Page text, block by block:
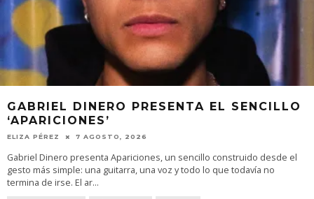
GABRIEL DINERO PRESENTA EL SENCILLO
‘APARICIONES’
ELIZA PÉREZ 7 AGOSTO, 2026
Gabriel Dinero presenta Apariciones, un sencillo construido desde el
gesto más simple: una guitarra, una voz y todo lo que todavía no
termina de irse. El ar...